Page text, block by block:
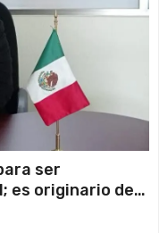
ser
es originario de